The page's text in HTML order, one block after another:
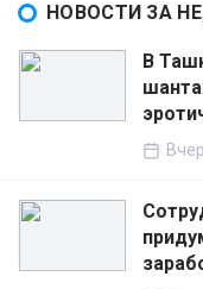
НОВОСТИ ЗА
В